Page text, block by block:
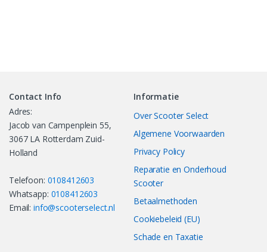
Contact Info
Adres:
Jacob van Campenplein 55,
3067 LA Rotterdam Zuid-
Holland
Telefoon: 0108412603
Whatsapp: 0108412603
Email:info@scooterselect.nl
Informatie
Over Scooter Select
Algemene Voorwaarden
Privacy Policy
Reparatie en Onderhoud
Scooter
Betaalmethoden
Cookiebeleid (EU)
Schade en Taxatie